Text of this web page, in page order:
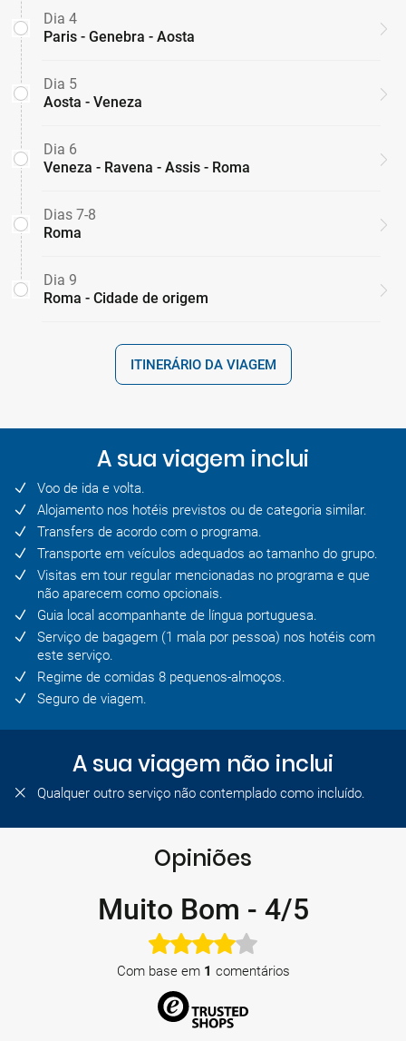
Dia 4
Paris - Genebra - Aosta
Dia 5
Aosta - Veneza
Dia 6
Veneza - Ravena - Assis - Roma
Dias 7-8
Roma
Dia 9
Roma - Cidade de origem
ITINERÁRIO DA VIAGEM
A sua viagem inclui
Voo de ida e volta.
Alojamento nos hotéis previstos ou de categoria similar.
Transfers de acordo com o programa.
Transporte em veículos adequados ao tamanho do grupo.
Visitas em tour regular mencionadas no programa e que
não aparecem como opcionais.
Guia local acompanhante de língua portuguesa.
Serviço de bagagem (1 mala por pessoa) nos hotéis com
este serviço.
Regime de comidas 8 pequenos-almoços.
Seguro de viagem.
A sua viagem não inclui
Qualquer outro serviço não contemplado como incluído.
Opiniões
Muito Bom - 4/5
Com base em 1 comentários